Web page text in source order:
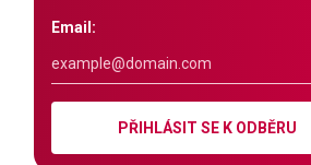
Email:
PŘIHLÁSIT SE K ODBĚRU